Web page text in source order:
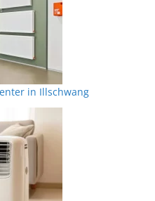
in Illschwang